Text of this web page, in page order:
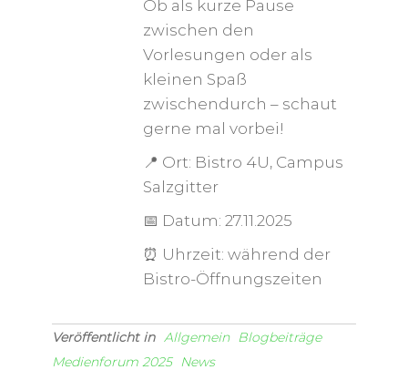
Ob als kurze Pause
zwischen den
Vorlesungen oder als
kleinen Spaß
zwischendurch – schaut
gerne mal vorbei!
📍 Ort: Bistro 4U, Campus
Salzgitter
📅 Datum: 27.11.2025
⏰ Uhrzeit: während der
Bistro-Öffnungszeiten
Veröffentlicht in Allgemein Blogbeiträge
Medienforum 2025 News